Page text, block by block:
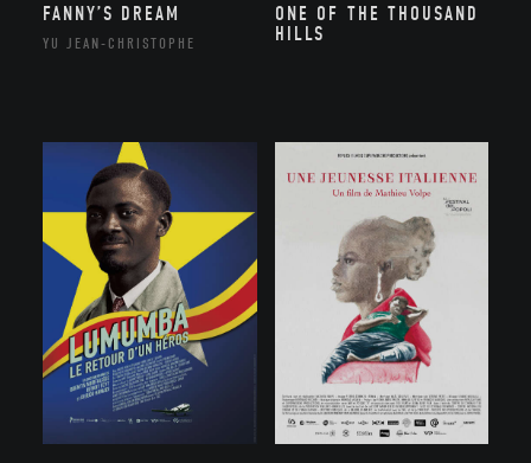
FANNY’S DREAM
YU JEAN-CHRISTOPHE
ONE OF THE THOUSAND
HILLS